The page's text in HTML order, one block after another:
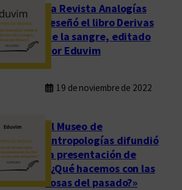
La Revista Analogías
reseñó el libro Derivas
de la sangre, editado
por Eduvim
19 de noviembre de 2022
El Museo de
Antropologías difundió
la presentación de
«¿Qué hacemos con las
cosas del pasado?»